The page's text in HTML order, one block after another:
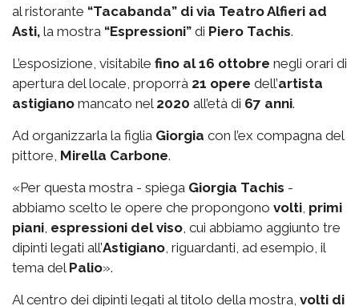
al ristorante “Tacabanda” di via Teatro Alfieri ad
Asti, la mostra “Espressioni” di Piero Tachis.
L’esposizione, visitabile fino al 16 ottobre negli orari di
apertura del locale, proporrà 21 opere dell’artista
astigiano mancato nel 2020 all’età di 67 anni.
Ad organizzarla la figlia Giorgia con l’ex compagna del
pittore, Mirella Carbone.
«Per questa mostra - spiega Giorgia Tachis -
abbiamo scelto le opere che propongono volti primi
piani espressioni del viso , cui abbiamo aggiunto tre
dipinti legati all’Astigiano , riguardanti, ad esempio, il
tema del Palio».
Al centro dei dipinti legati al titolo della mostra, volti di